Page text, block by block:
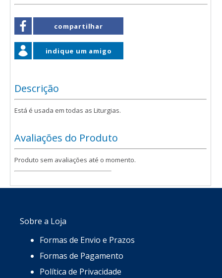
compartilhar
indique um amigo
Descrição
Está é usada em todas as Liturgias.
Avaliações do Produto
Produto sem avaliações até o momento.
Sobre a Loja
Formas de Envio e Prazos
Formas de Pagamento
Política de Privacidade